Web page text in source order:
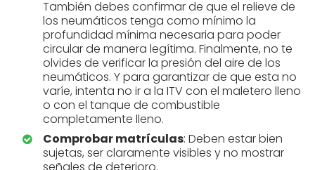
También debes confirmar de que el relieve de
los neumáticos tenga como mínimo la
profundidad mínima necesaria para poder
circular de manera legítima. Finalmente, no te
olvides de verificar la presión del aire de los
neumáticos. Y para garantizar de que esta no
varíe, intenta no ir a la ITV con el maletero lleno
o con el tanque de combustible
completamente lleno.
Comprobar matrículas: Deben estar bien
sujetas, ser claramente visibles y no mostrar